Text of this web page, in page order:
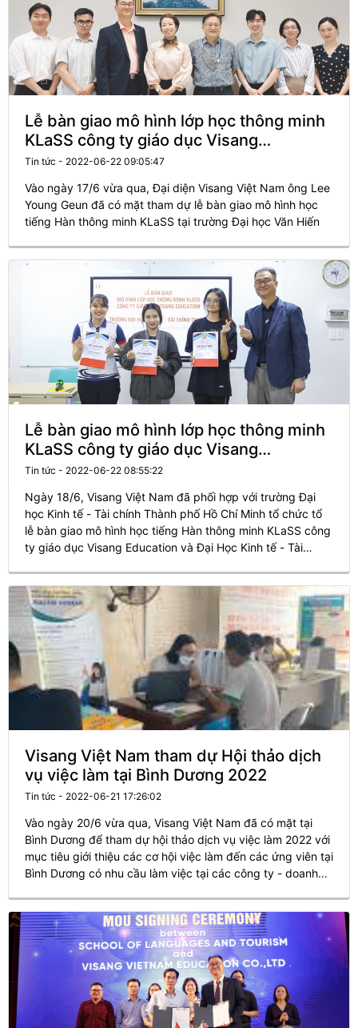
Lễ bàn giao mô hình lớp học thông minh
KLaSS công ty giáo dục Visang
Education và Đại Học Văn Hiến (VHU)
Tin tức - 2022-06-22 09:05:47
Vào ngày 17/6 vừa qua, Đại diện Visang Việt Nam ông Lee
Young Geun đã có mặt tham dự lễ bàn giao mô hình học
tiếng Hàn thông minh KLaSS tại trường Đại học Văn Hiến
Lễ bàn giao mô hình lớp học thông minh
KLaSS công ty giáo dục Visang
Education và Đại Học Kinh tế - Tài chính
Thành phố Hồ Chí Minh (UEF)
Tin tức - 2022-06-22 08:55:22
Ngày 18/6, Visang Việt Nam đã phối hợp với trường Đại
học Kinh tế - Tài chính Thành phố Hồ Chí Minh tổ chức tổ
lễ bàn giao mô hình học tiếng Hàn thông minh KLaSS công
ty giáo dục Visang Education và Đại Học Kinh tế - Tài
Visang Việt Nam tham dự Hội thảo dịch
vụ việc làm tại Bình Dương 2022
Tin tức - 2022-06-21 17:26:02
Vào ngày 20/6 vừa qua, Visang Việt Nam đã có mặt tại
Bình Dương để tham dự hội thảo dịch vụ việc làm 2022 với
mục tiêu giới thiệu các cơ hội việc làm đến các ứng viên tại
Bình Dương có nhu cầu làm việc tại các công ty - doanh